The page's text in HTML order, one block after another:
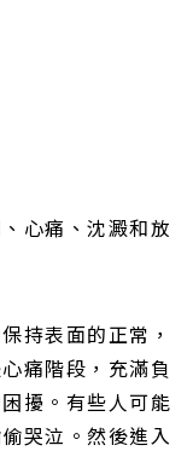
心痛、沈澱和放
持表面的正常，
痛階段，充滿負
擾。有些人可能
哭泣。然後進入